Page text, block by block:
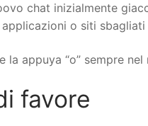
chat inizialmente
o siti
la appuya “o” sempre
favore